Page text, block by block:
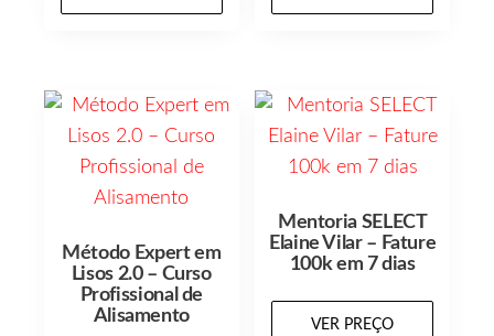
Método Expert em
Lisos 2.0 – Curso
Profissional de
Alisamento
Mentoria SELECT
Elaine Vilar – Fature
100k em 7 dias
VER PREÇO